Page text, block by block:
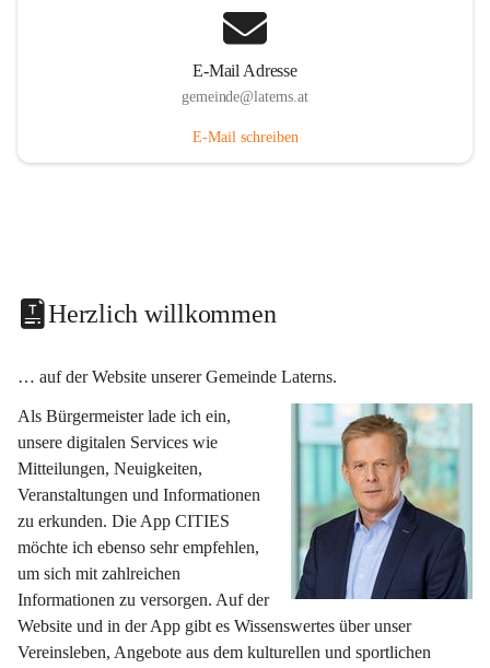
E-Mail Adresse
gemeinde@laterns.at
E-Mail schreiben
Herzlich willkommen
… auf der Website unserer Gemeinde Laterns.
Als Bürgermeister lade ich ein,
unsere digitalen Services wie
Mitteilungen, Neuigkeiten,
Veranstaltungen und Informationen
zu erkunden. Die App CITIES
möchte ich ebenso sehr empfehlen,
um sich mit zahlreichen
Informationen zu versorgen. Auf der
Website und in der App gibt es Wissenswertes über unser
Vereinsleben, Angebote aus dem kulturellen und sportlichen